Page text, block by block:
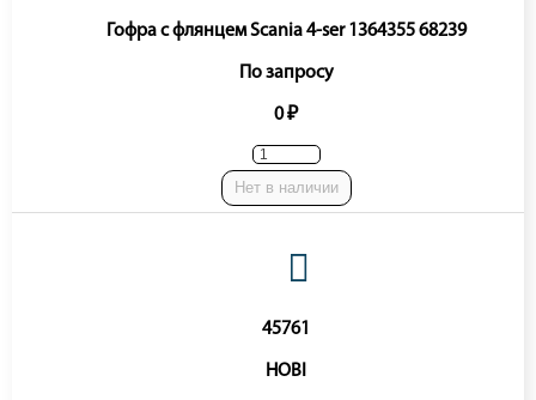
Гофра с флянцем Scania 4-ser 1364355 68239
По запросу
0 ₽
Нет в наличии
45761
HOBI